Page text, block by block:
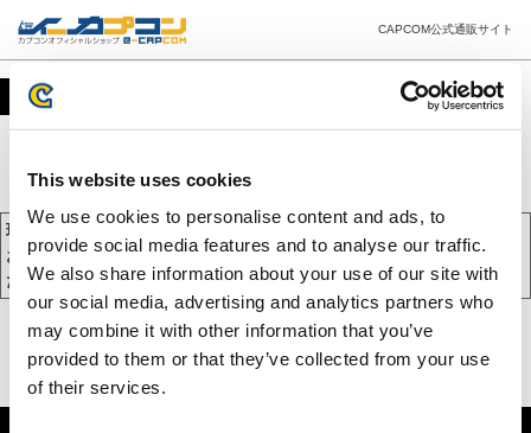
This website uses cookies
We use cookies to personalise content and ads, to
provide social media features and to analyse our traffic.
We also share information about your use of our site with
our social media, advertising and analytics partners who
may combine it with other information that you’ve
provided to them or that they’ve collected from your use
of their services.
CAPCOM公式通販サイト
カート
現在、カートには商品が入っておりません。
お買い物を続けるには下の 「お買い物を続ける」 をクリックしてく
ださい。